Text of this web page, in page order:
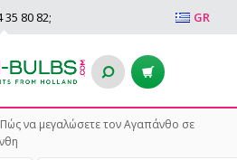
GR
35 80 82;
Πώς να μεγαλώσετε τον Αγαπάνθο σε